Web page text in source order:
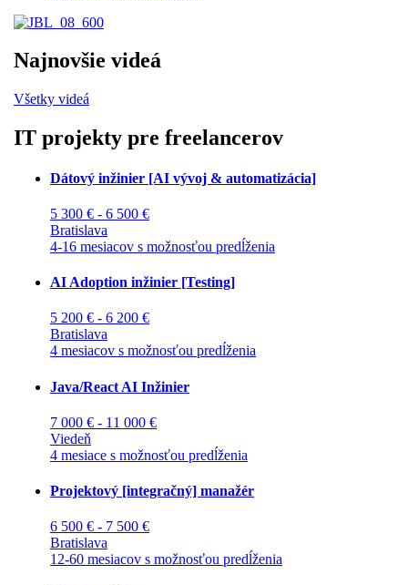
Najnovšie videá
Všetky videá
IT projekty pre freelancerov
Dátový inžinier [AI vývoj & automatizácia]
5 300 € - 6 500 €
Bratislava
4-16 mesiacov s možnosťou predĺženia
AI Adoption inžinier [Testing]
5 200 € - 6 200 €
Bratislava
4 mesiacov s možnosťou predĺženia
Java/React AI Inžinier
7 000 € - 11 000 €
Viedeň
4 mesiace s možnosťou predĺženia
Projektový [integračný] manažér
6 500 € - 7 500 €
Bratislava
12-60 mesiacov s možnosťou predĺženia